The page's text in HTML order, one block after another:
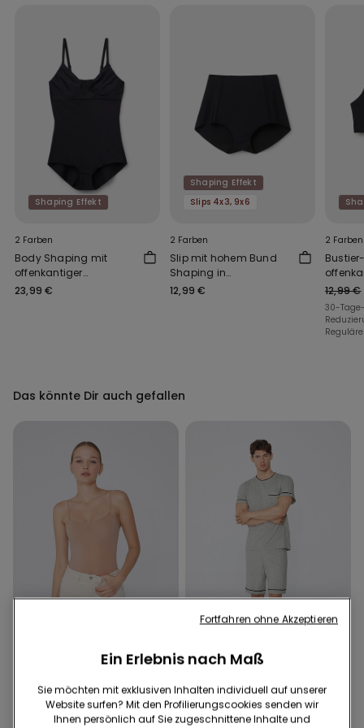
Shaping Effekt
2 Farben
Body Shaping mit
offenkantiger
Verarbeitung
23,99 €
Shaping Effekt
Slips 4x3, 9x6
2 Farben
Slip mit hohem Bund
Shaping in
offenkantiger
12,99 €
2 Farben
12,99 €
30-
Das könnte Dir auch gefallen
3 Farben
Body mit schmalen
3 Farben
Kurzer Baumwollpyjama
Ein Erlebnis nach Maß
Sie möchten mit exklusiven Inhalten individuell auf unserer
Website surfen? Mit den Profilierungscookies senden wir
Ihnen persönlich auf Sie zugeschnittene Inhalte und
Fortfahren ohne Akzeptieren